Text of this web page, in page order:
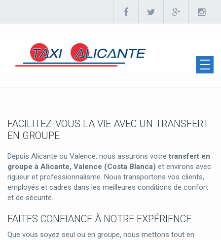
FACILITEZ-VOUS LA VIE AVEC UN TRANSFERT
EN GROUPE
Depuis Alicante ou Valence, nous assurons votre transfert en
groupe à Alicante, Valence (Costa Blanca) et environs avec
rigueur et professionnalisme. Nous transportons vos clients,
employés et cadres dans les meilleures conditions de confort
et de sécurité.
FAITES CONFIANCE À NOTRE EXPÉRIENCE
Que vous soyez seul ou en groupe, nous mettons tout en